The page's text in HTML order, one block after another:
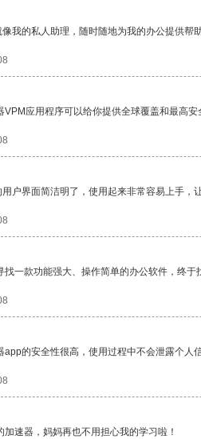
我的私人助理，随时随地为我的办公提供帮
VPM应用程序可以给你提供全球覆盖和最高安
户界面简洁明了，使用起来非常容易上手，
找一款功能强大、操作简单的办公软件，终
app的安全性很高，使用过程中不会泄露个人
加速器，妈妈再也不用担心我的学习啦！